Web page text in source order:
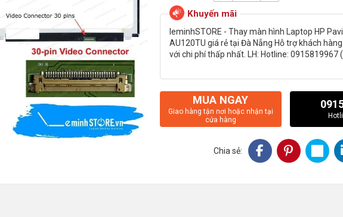
leminhSTORE - Thay màn hình Laptop HP
AU120TU giá rẻ tại Đà Nẵng Hỗ trợ khách
với chi phí thấp nhất. LH: Hotline: 0915819967
MUA NGAY
Giao hàng tận nơi hoặc nhận tại
cửa hàng
Chia sẻ: